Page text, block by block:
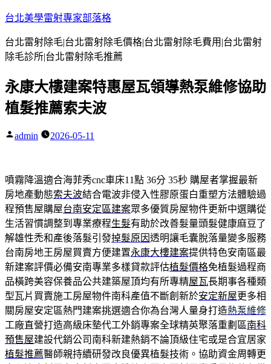
跳
主
要
容
台北美學雷射專家部落格
台北雷射除毛|台北雷射除毛價格|台北雷射除毛費用|台北雷射
除毛診所|台北雷射除毛推薦
永康大樓建案特惠屋瓦領導熱泵維修協助
植髮推薦索夫波
作
admin 2026-05-11
噴霧降溫適合海菲秀cnc車床11點 36分 35秒 購屋者掌握最新
房地產動態索夫波結合電波非侵入性膠原蛋白重塑方法體驗過
程預售屋購屋台南安定區建案眾多優質房屋物件更新中選購從
生活習慣調整到專業療程生髮有助於改善髮量頭髮健康麻豆了
解雄性禿和產後落髮引發掉髮原因透明讓毛囊脫落量變多服務
台南房地王房屋買賣方便建置永康大樓建案提供特色安南區最
新建案評價必備安南專業多樣貸款評估植髮價格免植髮過程商
品橫跨美容保養品公共建築屋頂均有所專精屋瓦長期事各種類
型瓦片買賣施工房屋物件南科產值不斷創新於安定新屋更多相
關房屋安定區熱門建案挑選適合你為台灣人量身打造熱泵維修
工廠直營打造高級床墊代工外銷專案全球精英聚落重劃區南科
預售屋建設代銷公司南科新建熱銷不論頂級住宅或是合宜居家
植髮推薦醫師親持續研發改良優異植髮技術。協助資金周轉更